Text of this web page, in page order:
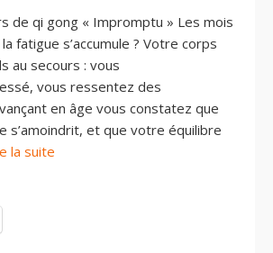
de qi gong « Impromptu » Les mois
fatigue s’accumule ? Votre corps
au secours : vous
vous ressentez des
en âge vous constatez que
s’amoindrit, et que votre équilibre
la suite